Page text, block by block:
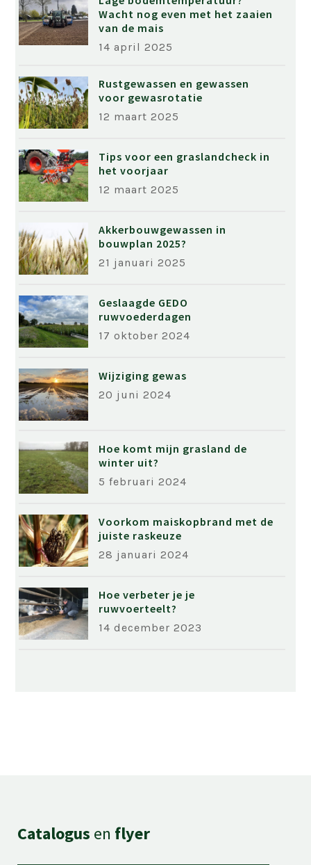
Wacht nog even met het zaaien
van de mais
14 april 2025
Rustgewassen en gewassen
voor gewasrotatie
12 maart 2025
Tips voor een graslandcheck in
het voorjaar
12 maart 2025
Akkerbouwgewassen in
bouwplan 2025?
21 januari 2025
Geslaagde GEDO
ruwvoederdagen
17 oktober 2024
Wijziging gewas
20 juni 2024
Hoe komt mijn grasland de
winter uit?
5 februari 2024
Voorkom maiskopbrand met de
juiste raskeuze
28 januari 2024
Hoe verbeter je je
ruwvoerteelt?
14 december 2023
Catalogus en flyer